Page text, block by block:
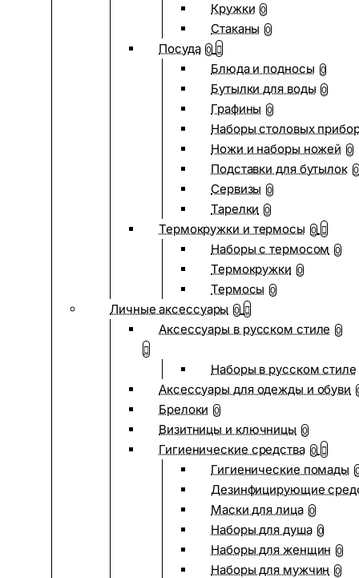
Кружки 0
Стаканы 0
Посуда 0
Блюда и подносы 0
Бутылки для воды 0
Графины 0
Наборы столовых
Ножи и наборы ножей 0
Подставки для бутылок 0
Сервизы 0
Тарелки 0
Термокружки и термосы 0
Наборы с термосом 0
Термокружки 0
Термосы 0
Личные аксессуары 0
Аксессуары в русском стиле 0
Наборы в русском стиле
Аксессуары для одежды и обуви
Брелоки 0
Визитницы и ключницы 0
Гигиенические средства 0
Гигиенические помады
Дезинфицирующие
Маски для лица 0
Наборы для душа 0
Наборы для женщин 0
Наборы для мужчин 0